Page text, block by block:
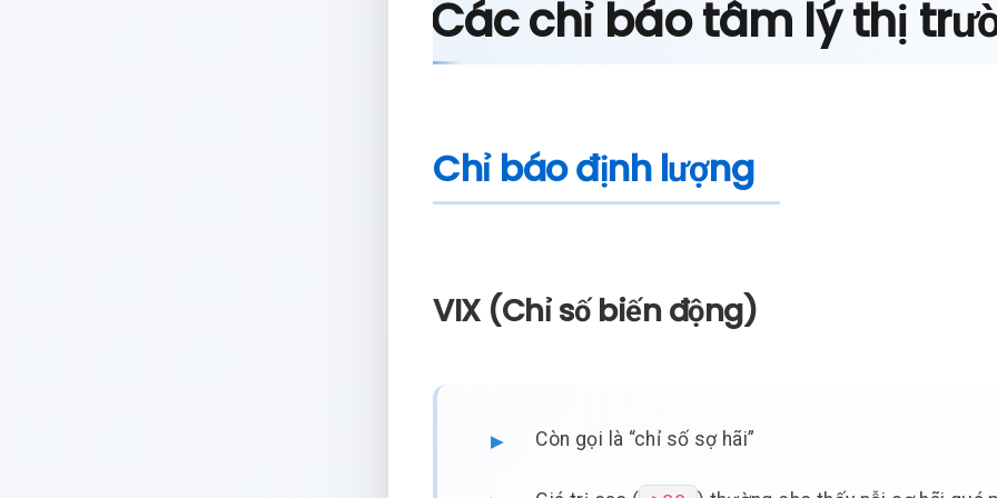
Các chỉ báo tâm lý thị
Chỉ báo định lượng
VIX (Chỉ số biến động)
Còn gọi là “chỉ số sợ hãi”